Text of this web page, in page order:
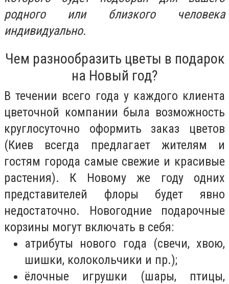
родного или близкого человека
индивидуально.
Чем разнообразить цветы в подарок
на Новый год?
В течении всего года у каждого клиента
цветочной компании была возможность
круглосуточно оформить заказ цветов
(Киев всегда предлагает жителям и
гостям города самые свежие и красивые
растения). К Новому же году одних
представителей флоры будет явно
недостаточно. Новогодние подарочные
корзины могут включать в себя:
атрибуты нового года (свечи, хвою,
шишки, колокольчики и пр.);
ёлочные игрушки (шары, птицы,